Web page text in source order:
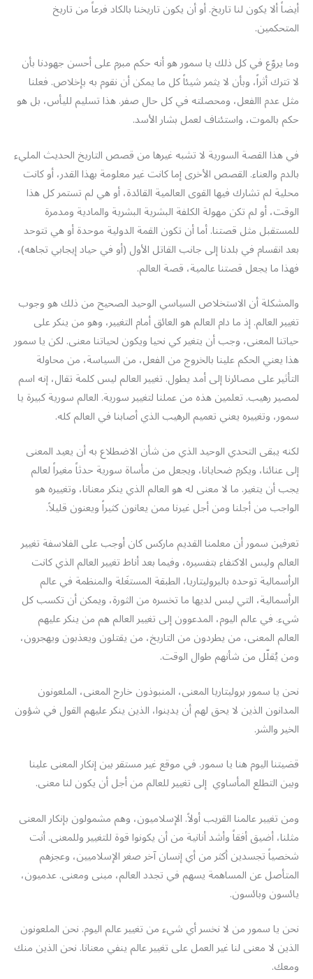
أيضاً ألا يكون لنا تاريخ. أو أن يكون تاريخنا بالكاد فرعاً من تاريخ
المتحكمين.
وما يروّع في كل ذلك يا سمور هو أنه حكم مبرم على أحسن جهودنا بأن
لا تترك أثراً، وبأن لا يثمر شيئاً كل ما يمكن أن نقوم به بإخلاص. فعلنا
مثل عدم االفعل، ومحصلته في كل حال صفر. هذا تسليم لليأس، بل هو
حكم بالموت، واستئناف لعمل بشار الأسد.
في هذا القصة السورية لا تشبه غيرها من قصص التاريخ الحديث المليء
بالدم والعناء. القصص الأخرى إما كانت غير معلومة بهذا القدر، أو كانت
محلية لم تشارك فيها القوى العالمية القائدة، أو هي لم تستمر كل هذا
الوقت، أو لم تكن مهولة الكلفة البشرية البشرية والمادية ومدمرة
للمستقبل مثل قصتنا. أما أن تكون القمة الدولية موحدة أو هي تتوحد
بعد انقسام في بلدنا إلى جانب القاتل الأول (أو في حياد إيجابي تجاهه)،
فهذا ما يجعل قصتنا عالمية، قصة العالم.
والمشكلة أن الاستخلاص السياسي الوحيد الصحيح من ذلك هو وجوب
تغيير العالم. إذ ما دام العالم هو العائق أمام التغيير، وهو من ينكر على
حياتنا المعنى، وجب أن يتغير كي نحيا ويكون لحياتنا معنى. لكن يا سمور
هذا يعني الحكم علينا بالخروج من الفعل، من السياسة، من محاولة
التأثير على مصائرنا إلى أمد يطول. تغيير العالم ليس كلمة تقال، إنه اسم
لمصير رهيب. تعلمين هذه من عملنا لتغيير سورية. العالم سورية كبيرة يا
سمور، وتغييره يعني تعميم الرهيب الذي أصابنا في العالم كله.
لكنه يبقى التحدي الوحيد الذي من شأن الاضطلاع به أن يعيد المعنى
إلى عنائنا، ويكرم ضحايانا، ويجعل من مأساة سورية حدثاً مغيراً لعالم
يجب أن يتغير. ما لا معنى له هو العالم الذي ينكر معنانا، وتغييره هو
الواجب من أجلنا ومن أجل غيرنا ممن يعانون كثيراً ويعنون قليلاً.
تعرفين سمور أن معلمنا القديم ماركس كان أوجب على الفلاسفة تغيير
العالم وليس الاكتفاء بتفسيره، وفيما بعد أناط تغيير العالم الذي كانت
الرأسمالية توحده بالبروليتاريا، الطبقة المستغَلة والمنظمة في عالم
الرأسمالية، التي ليس لديها ما تخسره من الثورة، ويمكن أن تكسب كل
شيء. في عالم اليوم، المدعوون إلى تغيير العالم هم من ينكر عليهم
العالم المعنى، من يطردون من التاريخ، من يقتلون ويعذبون ويهجرون،
ومن يُقلّل من شأنهم طوال الوقت.
نحن يا سمور بروليتاريا المعنى، المنبوذون خارج المعنى، الملعونون
المدانون الذين لا يحق لهم أن يدينوا، الذين ينكر عليهم القول في شؤون
الخير والشر.
قضيتنا اليوم هنا يا سمور. في موقع غير مستقر بين إنكار المعنى علينا
وبين التطلع المأساوي إلى تغيير للعالم من أجل أن يكون لنا معنى.
ومن تغيير عالمنا القريب أولاً. الإسلاميون، وهم مشمولون بإنكار المعنى
مثلنا، أضيق أفقاً وأشد أنانية من أن يكونوا قوة للتغيير وللمعنى. أنت
شخصياً تجسدين أكثر من أي إنسان آخر صغر الإسلاميين، وعجزهم
المتأصل عن المساهمة يسهم في تجدد العالم، مبنى ومعنى. عدميون،
يائسون وبائسون.
نحن يا سمور من لا نخسر أي شيء من تغيير عالم اليوم. نحن الملعونون
الذين لا معنى لنا غير العمل على تغيير عالم ينفي معنانا. نحن الذين منك
ومعك.